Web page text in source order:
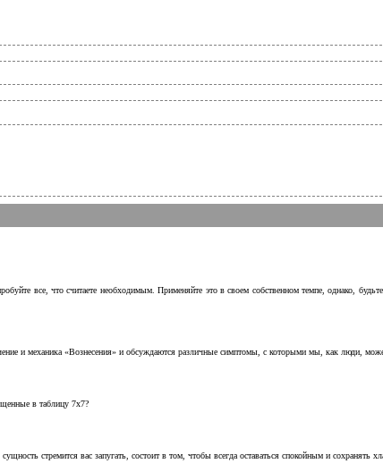
все, что считаете необходимым. Применяйте это в своем собственном темпе, однако,
и механика «Вознесения» и обсуждаются различные симптомы, с которыми мы, как люди,
в таблицу 7х7?
стремится вас запугать, состоит в том, чтобы всегда оставаться спокойным и сохранять